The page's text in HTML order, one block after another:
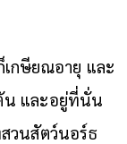
เกษียณอายุ และ
น และอยู่ที่นั่น
วนสัตว์นอร์ธ